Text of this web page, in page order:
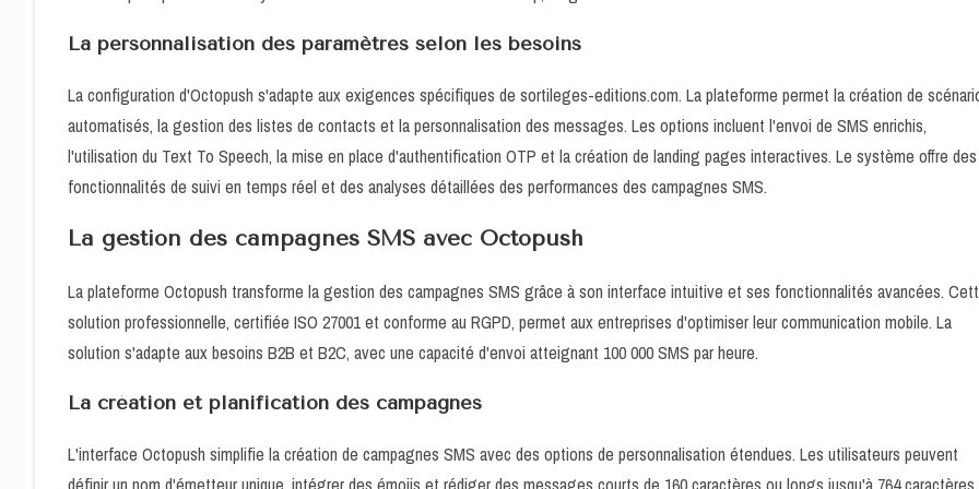
La personnalisation des paramètres selon les besoins
La configuration d'Octopush s'adapte aux exigences spécifiques de sortileges-editions.com. La plateforme permet la création de
automatisés, la gestion des listes de contacts et la personnalisation des messages. Les options incluent l'envoi de SMS enrichis,
l'utilisation du Text To Speech, la mise en place d'authentification OTP et la création de landing pages interactives. Le système offre des
fonctionnalités de suivi en temps réel et des analyses détaillées des performances des campagnes SMS.
La gestion des campagnes SMS avec Octopush
La plateforme Octopush transforme la gestion des campagnes SMS grâce à son interface intuitive et ses fonctionnalités avancées.
solution professionnelle, certifiée ISO 27001 et conforme au RGPD, permet aux entreprises d'optimiser leur communication mobile. La
solution s'adapte aux besoins B2B et B2C, avec une capacité d'envoi atteignant 100 000 SMS par heure.
La création et planification des campagnes
L'interface Octopush simplifie la création de campagnes SMS avec des options de personnalisation étendues. Les utilisateurs peuvent